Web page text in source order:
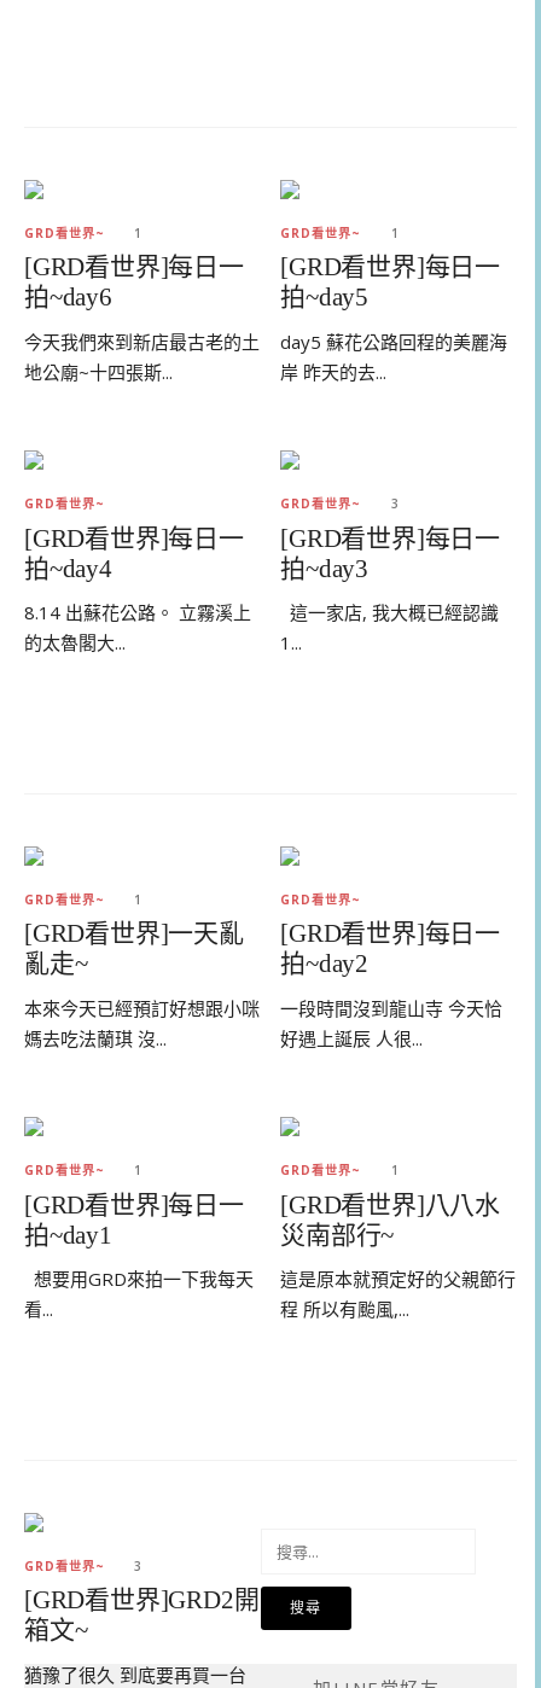
GRD看世界~ 1
[GRD看世界]每日一
拍~day6
今天我們來到新店最古老的土
地公廟~十四張斯...
GRD看世界~ 1
[GRD看世界]每日一
拍~day5
day5 蘇花公路回程的美麗海
岸 昨天的去...
GRD看世界~
[GRD看世界]每日一
拍~day4
8.14 出蘇花公路。 立霧溪上
的太魯閣大...
GRD看世界~ 3
[GRD看世界]每日一
拍~day3
這一家店, 我大概已經認識
1...
GRD看世界~ 1
[GRD看世界]一天亂
亂走~
本來今天已經預訂好想跟小咪
媽去吃法蘭琪 沒...
GRD看世界~
[GRD看世界]每日一
拍~day2
一段時間沒到龍山寺 今天恰
好遇上誕辰 人很...
GRD看世界~ 1
[GRD看世界]每日一
拍~day1
想要用GRD來拍一下我每天
看...
GRD看世界~ 1
[GRD看世界]八八水
災南部行~
這是原本就預定好的父親節行
程 所以有颱風,...
GRD看世界~ 3
[GRD看世界]GRD2開
箱文~
猶豫了很久 到底要再買一台
關